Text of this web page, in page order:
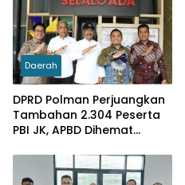
Tanggung Jawab Moral
Daerah
DPRD Polman Perjuangkan
Tambahan 2.304 Peserta
PBI JK, APBD Dihemat